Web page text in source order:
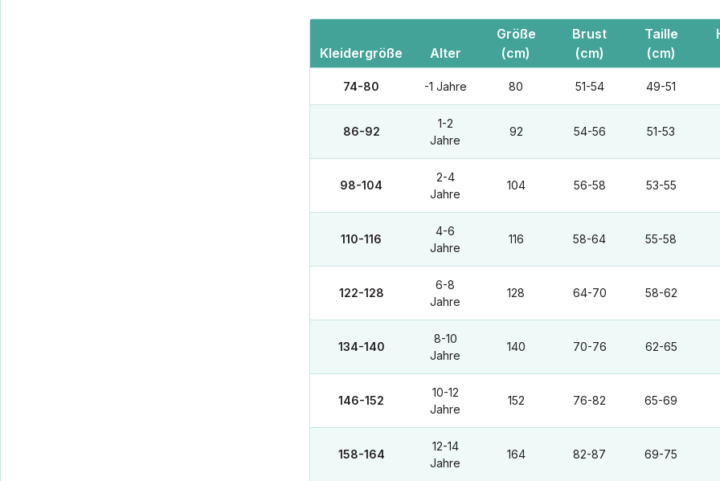
Kleidergröße Alter
Größe
(cm)
Brust
(cm)
Taille
(cm)
74-80 -1 Jahre 80 51-54 49-51
86-92
1-2
Jahre
92 54-56 51-53
98-104
2-4
Jahre
104 56-58 53-55
110-116
4-6
Jahre
116 58-64 55-58
122-128
6-8
Jahre
128 64-70 58-62
134-140
8-10
Jahre
140 70-76 62-65
146-152
10-12
Jahre
152 76-82 65-69
158-164
12-14
Jahre
164 82-87 69-75